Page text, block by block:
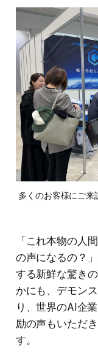
多くのお客様にご来
「これ本物の人
の声になるの？
する新鮮な驚き
かにも、デモン
り、世界のAI企
励の声もいただ
す。